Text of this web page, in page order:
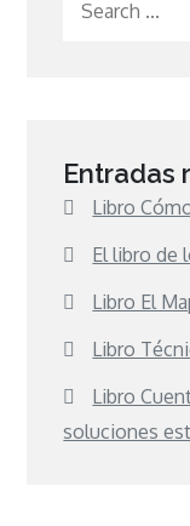
Entradas
Libro
El libro de
Libro El
Libro
Libro
soluciones